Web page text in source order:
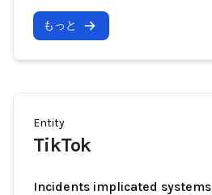
もっと
Entity
TikTok
Incidents implicated systems